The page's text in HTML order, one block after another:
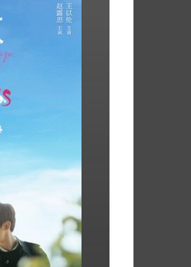
Episode 5
commentaire